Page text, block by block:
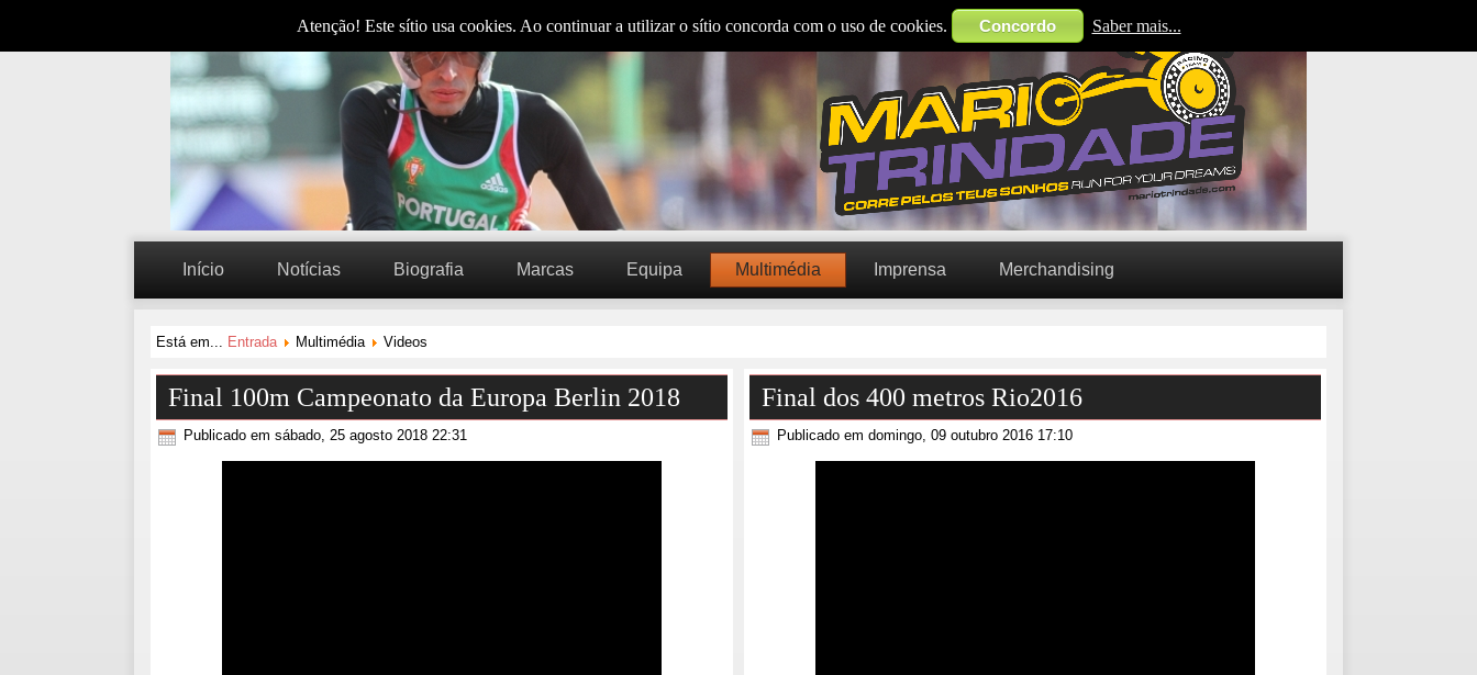
Início Notícias Biografia Marcas Equipa Multimédia Imprensa Merchandising
Está em... Entrada Multimédia Videos
Final 100m Campeonato da Europa Berlin 2018
Publicado em sábado, 25 agosto 2018 22:31
Final dos 400 metros Rio2016
Publicado em domingo, 09 outubro 2016 17:10
Atenção! Este sítio usa cookies. Ao continuar a utilizar o sítio concorda com o uso de cookies. Concordo Saber mais...